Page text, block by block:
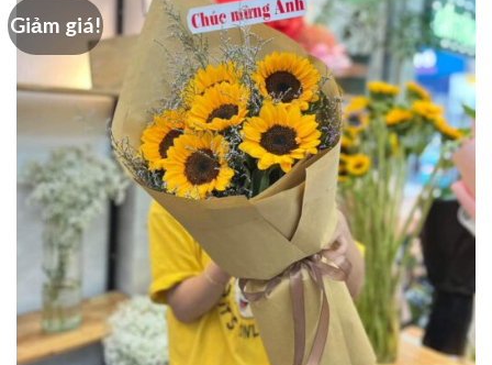
Giảm giá!